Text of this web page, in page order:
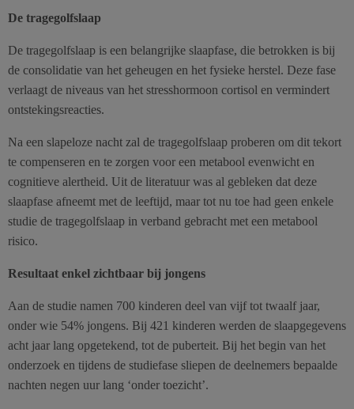
De tragegolfslaap
De tragegolfslaap is een belangrijke slaapfase, die betrokken is bij
de consolidatie van het geheugen en het fysieke herstel. Deze fase
verlaagt de niveaus van het stresshormoon cortisol en vermindert
ontstekingsreacties.
Na een slapeloze nacht zal de tragegolfslaap proberen om dit tekort
te compenseren en te zorgen voor een metabool evenwicht en
cognitieve alertheid. Uit de literatuur was al gebleken dat deze
slaapfase afneemt met de leeftijd, maar tot nu toe had geen enkele
studie de tragegolfslaap in verband gebracht met een metabool
risico.
Resultaat enkel zichtbaar bij jongens
Aan de studie namen 700 kinderen deel van vijf tot twaalf jaar,
onder wie 54% jongens. Bij 421 kinderen werden de slaapgegevens
acht jaar lang opgetekend, tot de puberteit. Bij het begin van het
onderzoek en tijdens de studiefase sliepen de deelnemers bepaalde
nachten negen uur lang ‘onder toezicht’.